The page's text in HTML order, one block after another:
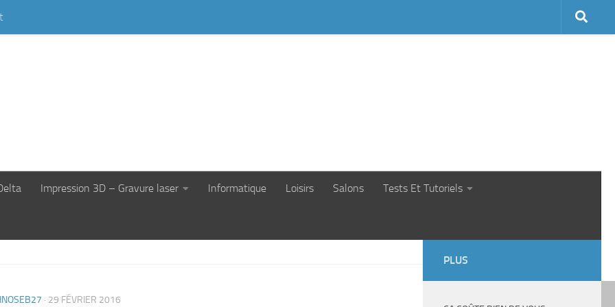
Impression 3D – Gravure laser Informatique Loisirs Salons Tests Et Tutoriels
· 29 FÉVRIER 2016
PLUS